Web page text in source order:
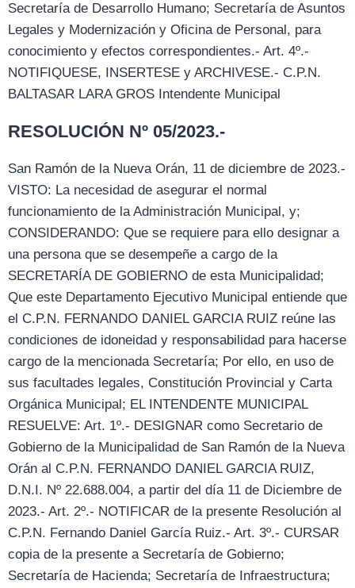
Secretaría de Desarrollo Humano; Secretaría de Asuntos
Legales y Modernización y Oficina de Personal, para
conocimiento y efectos correspondientes.- Art. 4º.-
NOTIFIQUESE, INSERTESE y ARCHIVESE.- C.P.N.
BALTASAR LARA GROS Intendente Municipal
RESOLUCIÓN Nº 05/2023.-
San Ramón de la Nueva Orán, 11 de diciembre de 2023.-
VISTO: La necesidad de asegurar el normal
funcionamiento de la Administración Municipal, y;
CONSIDERANDO: Que se requiere para ello designar a
una persona que se desempeñe a cargo de la
SECRETARÍA DE GOBIERNO de esta Municipalidad;
Que este Departamento Ejecutivo Municipal entiende que
el C.P.N. FERNANDO DANIEL GARCIA RUIZ reúne las
condiciones de idoneidad y responsabilidad para hacerse
cargo de la mencionada Secretaría; Por ello, en uso de
sus facultades legales, Constitución Provincial y Carta
Orgánica Municipal; EL INTENDENTE MUNICIPAL
RESUELVE: Art. 1º.- DESIGNAR como Secretario de
Gobierno de la Municipalidad de San Ramón de la Nueva
Orán al C.P.N. FERNANDO DANIEL GARCIA RUIZ,
D.N.I. Nº 22.688.004, a partir del día 11 de Diciembre de
2023.- Art. 2º.- NOTIFICAR de la presente Resolución al
C.P.N. Fernando Daniel García Ruiz.- Art. 3º.- CURSAR
copia de la presente a Secretaría de Gobierno;
Secretaría de Hacienda; Secretaría de Infraestructura;